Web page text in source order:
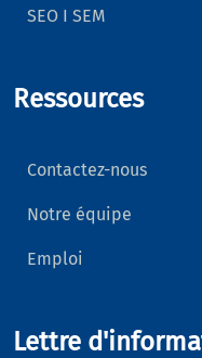
SEO I SEM
Ressources
Contactez-nous
Notre équipe
Emploi
Lettre